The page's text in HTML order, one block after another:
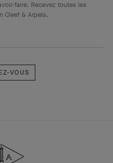
faire. Recevez toutes les
Cleef & Arpels​.
&
Arpels